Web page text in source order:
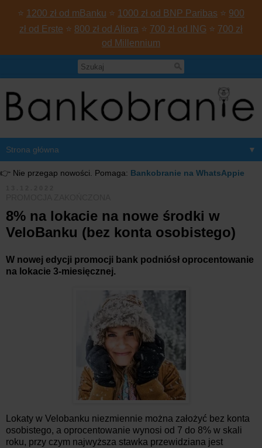
⭐ 1200 zł od mBanku ⭐ 1000 zł od BNP Paribas ⭐ 900
zł od Erste ⭐ 800 zł od Aliora ⭐ 700 zł od ING ⭐ 700 zł
od Millennium
▼
👉 Nie przegap nowości. Pomaga: Bankobranie na WhatsAppie
8% na lokacie na nowe środki w
VeloBanku (bez konta osobistego)
W nowej edycji promocji bank podniósł oprocentowanie
na lokacie 3-miesięcznej.
Lokaty w Velobanku niezmiennie można założyć bez konta
osobistego, a oprocentowanie wynosi od 7 do 8% w skali
roku, przy czym najwyższa stawka przewidziana jest